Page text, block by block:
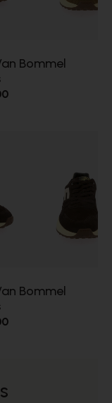
Bommel
Bommel